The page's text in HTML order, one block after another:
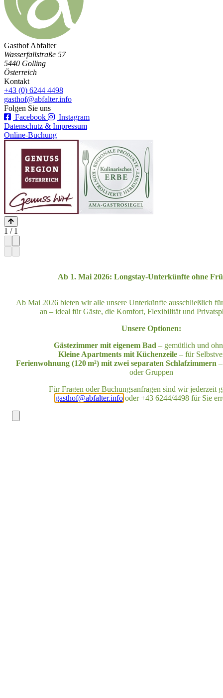
Gasthof Abfalter
Wasserfallstraße 57
5440 Golling
Österreich
Kontakt
+43 (0) 6244 4498
gasthof@abfalter.info
Folgen Sie uns
Facebook
Instagram
Datenschutz & Impressum
Online-Buchung
1 / 1
Ab 1. Mai 2026: Longstay-Unterkünfte ohne
Ab Mai 2026 bieten wir alle unsere Unterkünfte ausschließlich
an – ideal für Gäste, die Komfort, Flexibilität und
Unsere Optionen:
Gästezimmer mit eigenem Bad – gemütlich und
Kleine Apartments mit Küchenzeile – für
Ferienwohnung (120 m²) mit zwei separaten Schlafzimmern
oder Gruppen
Für Fragen oder Buchungsanfragen sind wir jederzeit
gasthof@abfalter.infooder +43 6244/4498 für Sie